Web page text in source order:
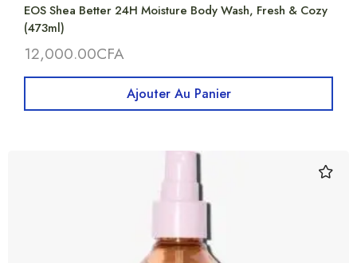
EOS Shea Better 24H Moisture Body Wash, Fresh & Cozy
(473ml)
12,000.00CFA
Ajouter Au Panier